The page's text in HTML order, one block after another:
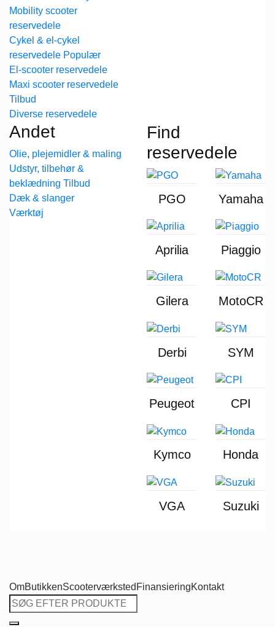
Mobility scooter
reservedele
Cykel & el-cykel
reservedele
El-scooter reservedele
Maxi scooter reservedele
Diverse reservedele
Andet
Olie, plejemidler & maling
Udstyr, tilbehør &
beklædning
Dæk & slanger
Værktøj
Find
reservedele
PGO Yamaha
Aprilia Piaggio
Gilera MotoCR
Derbi SYM
Peugeot CPI
Kymco Honda
VGA Suzuki
OmButikkenScooterværksted FinansieringKontakt
Søg
efter: